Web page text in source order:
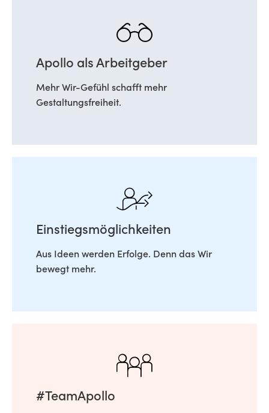
Apollo als Arbeitgeber
Mehr Wir-Gefühl schafft mehr
Gestaltungsfreiheit.
Einstiegsmöglichkeiten
Aus Ideen werden Erfolge. Denn das Wir
bewegt mehr.
#TeamApollo